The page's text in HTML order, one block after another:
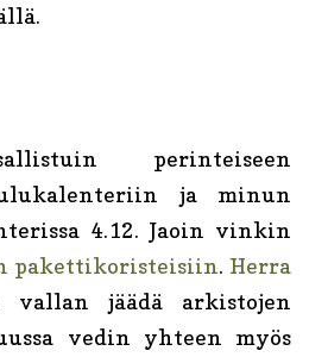
perinteiseen
ja minun
4.12. Jaoin vinkin
pakettikoristeisiin. Herra
vallan jäädä arkistojen
vedin yhteen myös